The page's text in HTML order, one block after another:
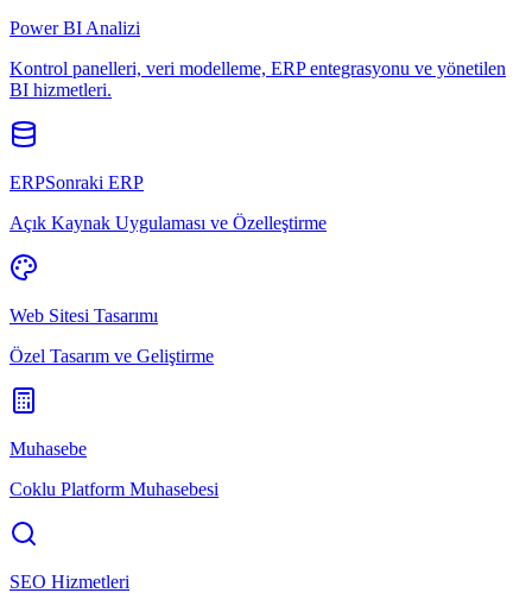
Power BI Analizi
Kontrol panelleri, veri modelleme, ERP entegrasyonu ve yönetilen
BI hizmetleri.
ERPSonraki ERP
Açık Kaynak Uygulaması ve Özelleştirme
Web Sitesi Tasarımı
Özel Tasarım ve Geliştirme
Muhasebe
Coklu Platform Muhasebesi
SEO Hizmetleri